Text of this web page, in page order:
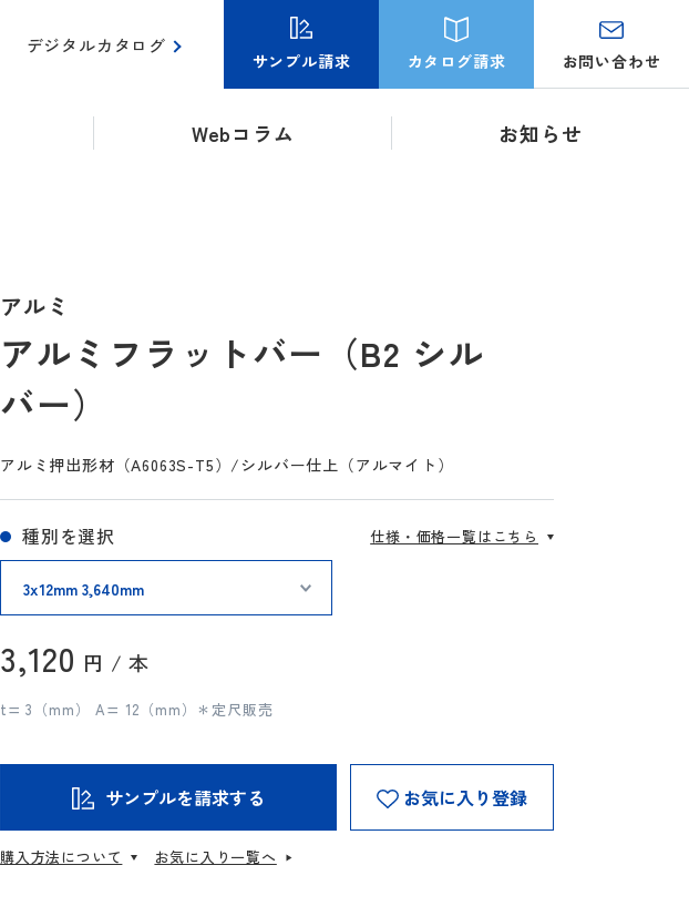
Webコラム お知らせ
デジタルカタログ
サンプル請求 カタログ請求 お問い合わせ
アルミ
アルミフラットバー（B2 シル
バー）
アルミ押出形材（A6063S-T5）/シルバー仕上（アルマイト）
仕様・価格一覧はこちら
種別を選択
3,120 円 / 本
t= 3（mm） A= 12（mm）＊定尺販売
サンプルを請求する お気に入り登録
購入方法について お気に入り一覧へ